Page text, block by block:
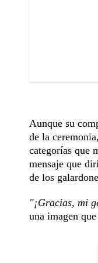
Aunque su
de la
categorías que
mensaje que
de los
"¡Gracias, mi
una imagen